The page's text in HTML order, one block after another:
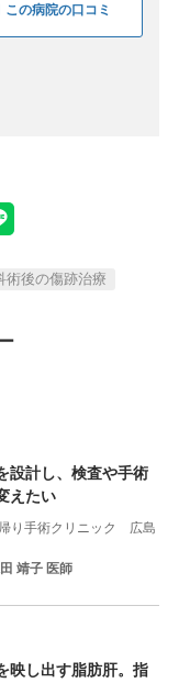
この病院の口コミ
術後の傷跡治療
計し、 検査や手術
えたい
り手術クリニック 広島
靖子 医師
映し出す脂肪肝。指